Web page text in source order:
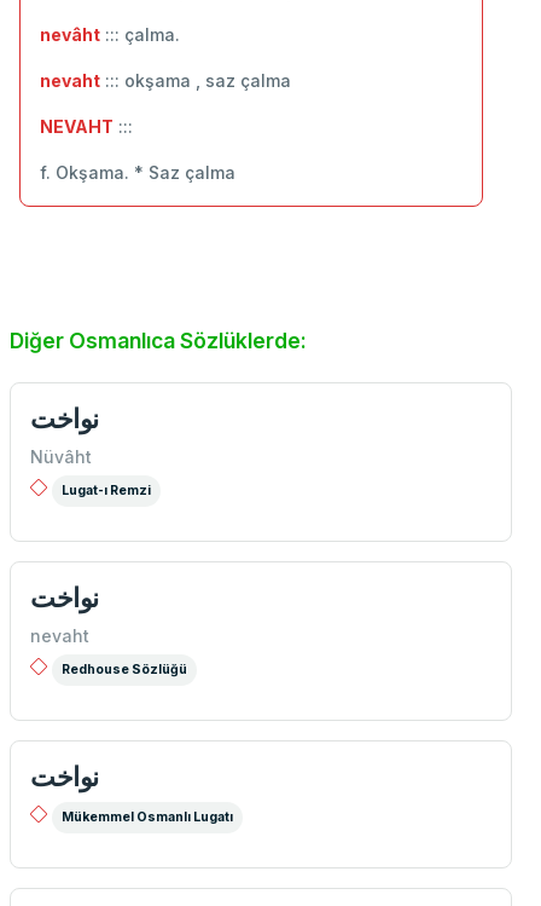
nevâht ::: çalma.
nevaht ::: okşama , saz çalma
NEVAHT :::
f. Okşama. * Saz çalma
Diğer Osmanlıca Sözlüklerde:
نواخت
Nüvâht
Lugat-ı Remzi
نواخت
nevaht
Redhouse Sözlüğü
نواخت
Mükemmel Osmanlı Lugatı